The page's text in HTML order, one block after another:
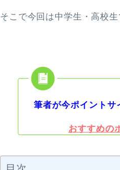
そこで今回は中学生・高校
筆者が今ポイントサ
おすすめの